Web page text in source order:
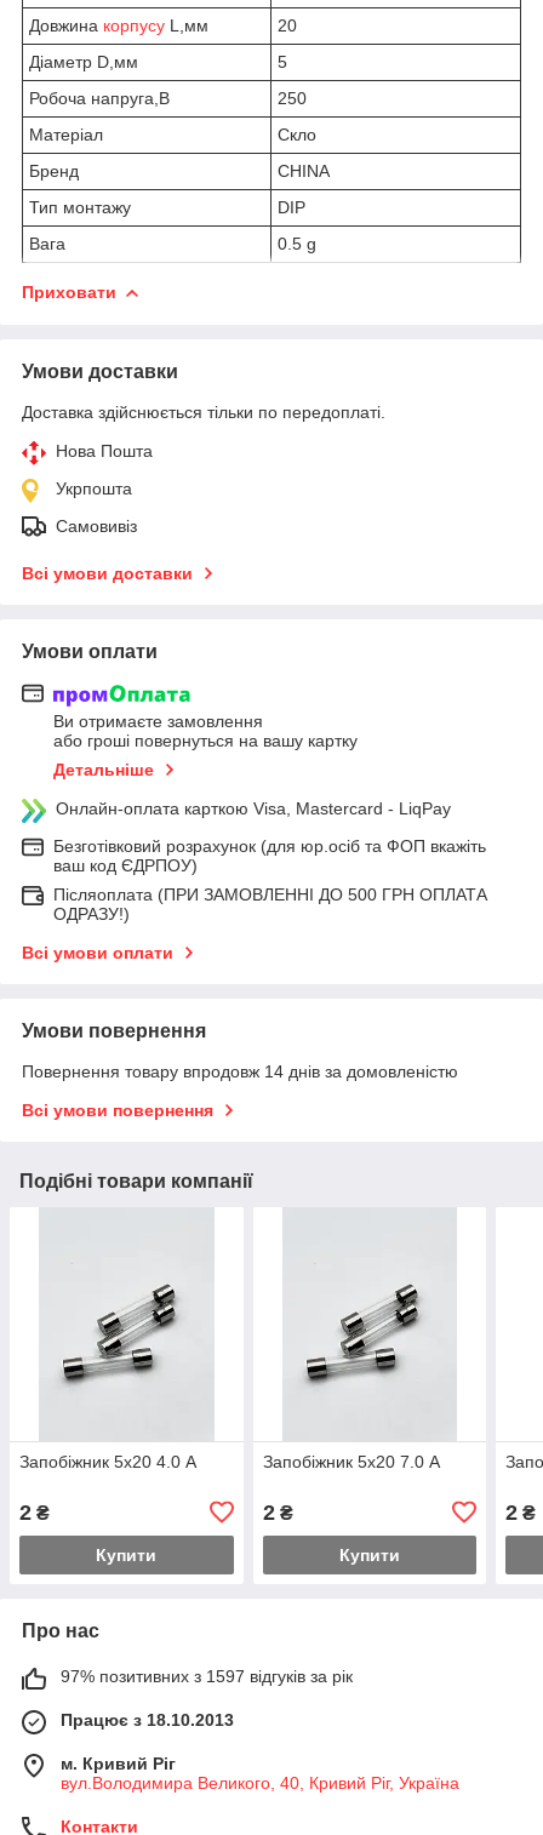
Довжина корпусу L,мм
20
Діаметр D,мм
5
Робоча напруга,В
250
Матеріал
Скло
Бренд
CHINA
Тип монтажу
DIP
Вага
0.5 g
Приховати
Умови доставки
Доставка здійснюється тільки по передоплаті.
Нова Пошта
Укрпошта
Самовивіз
Всі умови доставки
Умови оплати
Ви отримаєте замовлення
або гроші повернуться на вашу картку
Детальніше
Онлайн-оплата карткою Visa, Mastercard - LiqPay
Безготівковий розрахунок (для юр.осіб та ФОП вкажіть
ваш код ЄДРПОУ)
Післяоплата (ПРИ ЗАМОВЛЕННІ ДО 500 ГРН ОПЛАТА
ОДРАЗУ!)
Всі умови оплати
Умови повернення
Повернення товару впродовж 14 днів за домовленістю
Всі умови повернення
Подібні товари компанії
Запобіжник 5х20 4.0 А
2 ₴
Купити
Запобіжник 5х20 7.0 А
2₴
Купити
2 ₴
Про нас
97% позитивних з 1597 відгуків за рік
Працює з 18.10.2013
м. Кривий Ріг
вул.Володимира Великого, 40, Кривий Ріг, Україна
Контакти